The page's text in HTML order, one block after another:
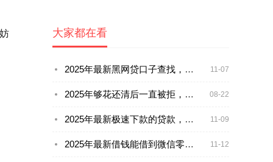
大家都在看
11-07
2025年最新黑网贷口子查找，整合5个支付宝借钱平台
08-22
2025年够花还清后一直被拒，公布五个最新黑户平台能借款
11-09
2025年最新极速下款的贷款，整合五个国家正规借款平台
11-12
2025年最新借钱能借到微信零钱吗，整理五个有借款平台黑户也能借